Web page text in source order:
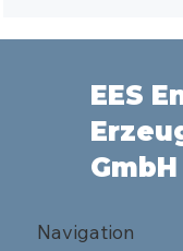
EES
GmbH
Navigation